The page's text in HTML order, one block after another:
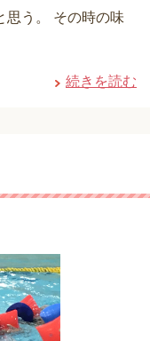
思う。 その時の味
続きを読む